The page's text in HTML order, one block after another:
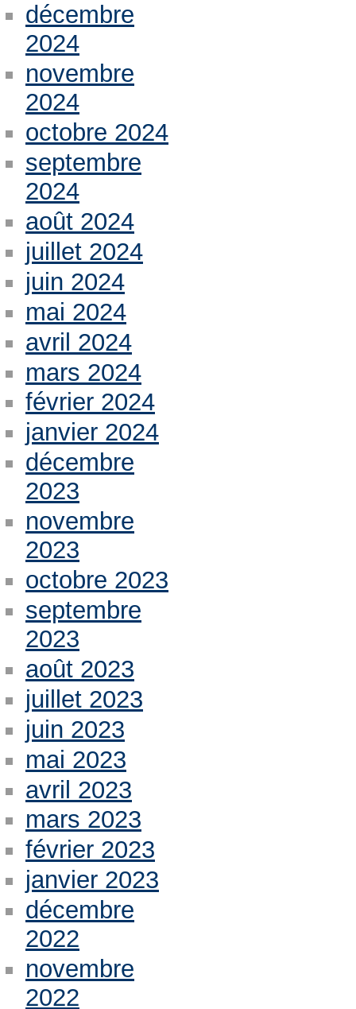
décembre
2024
novembre
2024
octobre 2024
septembre
2024
août 2024
juillet 2024
juin 2024
mai 2024
avril 2024
mars 2024
février 2024
janvier 2024
décembre
2023
novembre
2023
octobre 2023
septembre
2023
août 2023
juillet 2023
juin 2023
mai 2023
avril 2023
mars 2023
février 2023
janvier 2023
décembre
2022
novembre
2022